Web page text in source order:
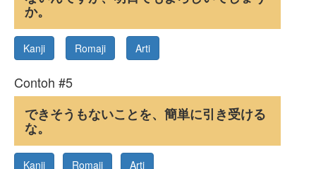
か。
Kanji Romaji Arti
Contoh #5
できそうもないことを、簡単に引き受ける
な。
Kanji Romaji Arti